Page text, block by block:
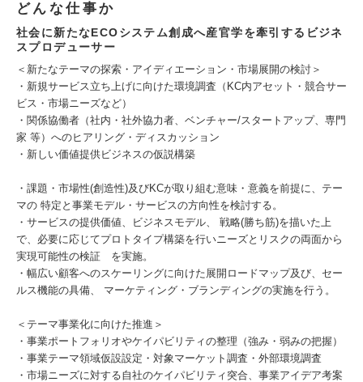
どんな仕事か
社会に新たなECOシステム創成へ産官学を牽引するビジネ
スプロデューサー
＜新たなテーマの探索・アイディエーション・市場展開の検討＞
・新規サービス立ち上げに向けた環境調査（KC内アセット・競合サー
ビス・市場ニーズなど）
・関係協働者（社内・社外協力者、ベンチャー/スタートアップ、専門
家 等）へのヒアリング・ディスカッション
・新しい価値提供ビジネスの仮説構築
・課題・市場性(創造性)及びKCが取り組む意味・意義を前提に、テー
マの 特定と事業モデル・サービスの方向性を検討する。
・サービスの提供価値、ビジネスモデル、 戦略(勝ち筋)を描いた上
で、必要に応じてプロトタイプ構築を行いニーズとリスクの両面から
実現可能性の検証 を実施。
・幅広い顧客へのスケーリングに向けた展開ロードマップ及び、セー
ルス機能の具備、 マーケティング・ブランディングの実施を行う。
＜テーマ事業化に向けた推進＞
・事業ポートフォリオやケイパビリティの整理（強み・弱みの把握）
・事業テーマ領域仮設設定・対象マーケット調査・外部環境調査
・市場ニーズに対する自社のケイパビリティ突合、事業アイデア考案